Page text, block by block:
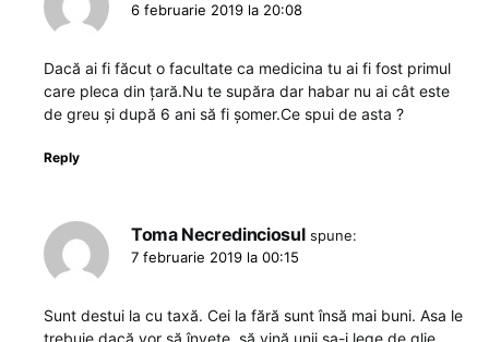
6 februarie 2019 la 20:08
Dacă ai fi făcut o facultate ca medicina tu ai fi fost primul
care pleca din țară.Nu te supăra dar habar nu ai cât este
de greu și după 6 ani să fi șomer.Ce spui de asta ?
Reply
Toma Necredinciosul spune:
7 februarie 2019 la 00:15
Sunt destui la cu taxă. Cei la fără sunt însă mai buni. Asa le